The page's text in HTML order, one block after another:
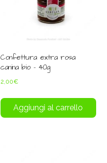
Confettura extra rosa
canina bio – 40g
2,00€
Aggiungi al carrello